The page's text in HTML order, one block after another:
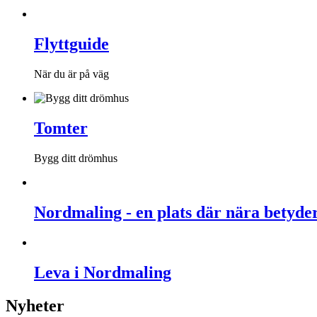
Flyttguide
När du är på väg
Tomter
Bygg ditt drömhus
Nordmaling - en plats där nära
Leva i Nordmaling
Nyheter